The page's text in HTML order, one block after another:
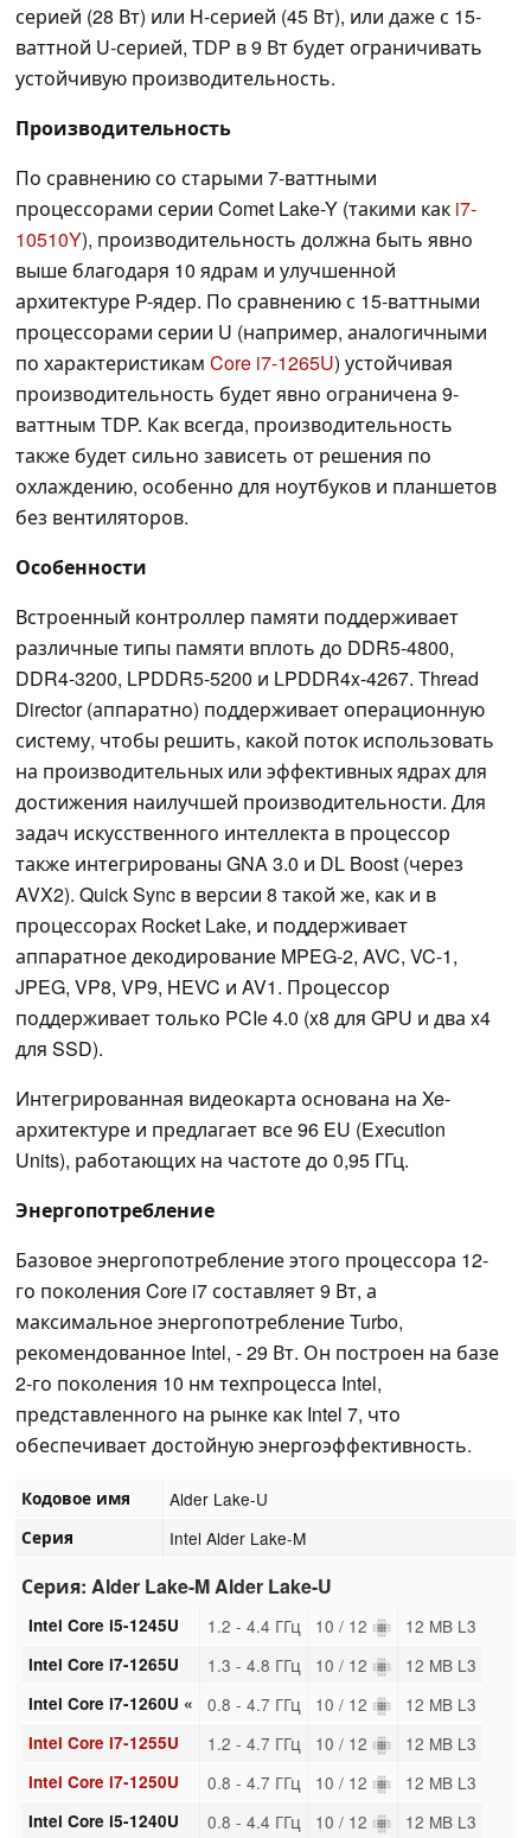
серией (28 Вт) или H-серией (45 Вт), или даже с 15-
ваттной U-серией, TDP в 9 Вт будет ограничивать
устойчивую производительность.
Производительность
По сравнению со старыми 7-ваттными
процессорами серии Comet Lake-Y (такими как i7-
10510Y), производительность должна быть явно
выше благодаря 10 ядрам и улучшенной
архитектуре P-ядер. По сравнению с 15-ваттными
процессорами серии U (например, аналогичными
по характеристикам Core i7-1265U) устойчивая
производительность будет явно ограничена 9-
ваттным TDP. Как всегда, производительность
также будет сильно зависеть от решения по
охлаждению, особенно для ноутбуков и планшетов
без вентиляторов.
Особенности
Встроенный контроллер памяти поддерживает
различные типы памяти вплоть до DDR5-4800,
DDR4-3200, LPDDR5-5200 и LPDDR4x-4267. Thread
Director (аппаратно) поддерживает операционную
систему, чтобы решить, какой поток использовать
на производительных или эффективных ядрах для
достижения наилучшей производительности. Для
задач искусственного интеллекта в процессор
также интегрированы GNA 3.0 и DL Boost (через
AVX2). Quick Sync в версии 8 такой же, как и в
процессорах Rocket Lake, и поддерживает
аппаратное декодирование MPEG-2, AVC, VC-1,
JPEG, VP8, VP9, HEVC и AV1. Процессор
поддерживает только PCIe 4.0 (x8 для GPU и два x4
для SSD).
Интегрированная видеокарта основана на Xe-
архитектуре и предлагает все 96 EU (Execution
Units), работающих на частоте до 0,95 ГГц.
Энергопотребление
Базовое энергопотребление этого процессора 12-
го поколения Core i7 составляет 9 Вт, а
максимальное энергопотребление Turbo,
рекомендованное Intel, - 29 Вт. Он построен на базе
2-го поколения 10 нм техпроцесса Intel,
представленного на рынке как Intel 7, что
обеспечивает достойную энергоэффективность.
Кодовое имя Alder Lake-U
Серия Intel Alder Lake-M
Серия: Alder Lake-M Alder Lake-U
Intel Core i5-1245U 1.2 - 4.4 ГГц 10 / 12 12 MB L3
Intel Core i7-1265U 1.3 - 4.8 ГГц 10 / 12 12 MB L3
Intel Core i7-1260U « 0.8 - 4.7 ГГц 10 / 12 12 MB L3
Intel Core i7-1255U 1.2 - 4.7 ГГц 10 / 12 12 MB L3
Intel Core i7-1250U 0.8 - 4.7 ГГц 10 / 12 12 MB L3
Intel Core i5-1240U 0.8 - 4.4 ГГц 10 / 12 12 MB L3